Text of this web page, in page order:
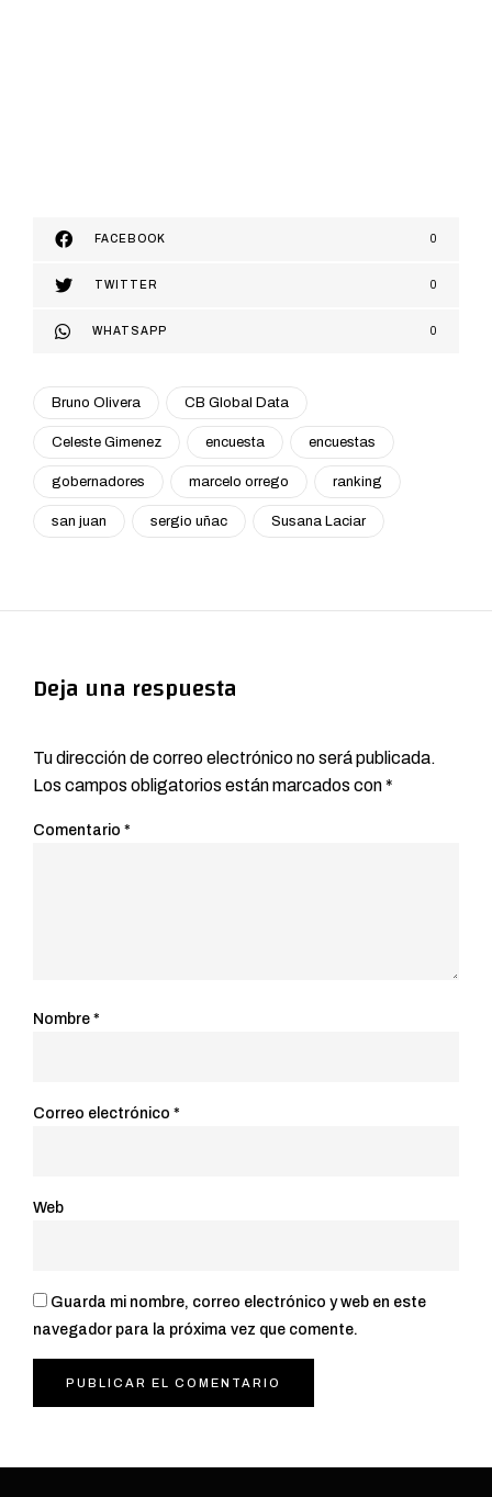
FACEBOOK 0
TWITTER 0
WHATSAPP 0
Bruno Olivera CB Global Data
Celeste Gimenez encuesta encuestas
gobernadores marcelo orrego ranking
san juan sergio uñac Susana Laciar
Deja una respuesta
Tu dirección de correo electrónico no será publicada.
Los campos obligatorios están marcados con*
Comentario *
Nombre *
Correo electrónico *
Web
Guarda mi nombre, correo electrónico y web en este
navegador para la próxima vez que comente.